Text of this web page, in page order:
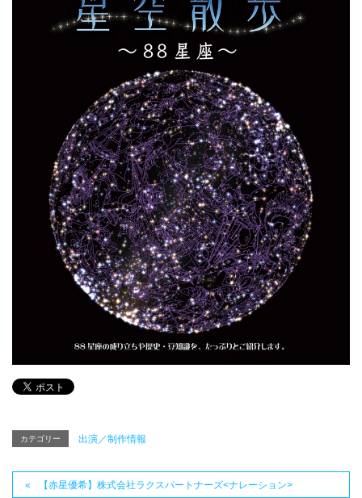
カテゴリー 出演／制作情報
【赤星優希】株式会社ラクスパートナーズ<ナレーション>